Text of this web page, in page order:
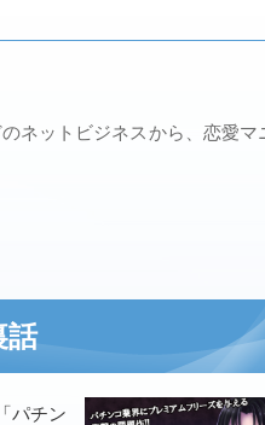
ネットビジネスから、恋愛
話
パチン